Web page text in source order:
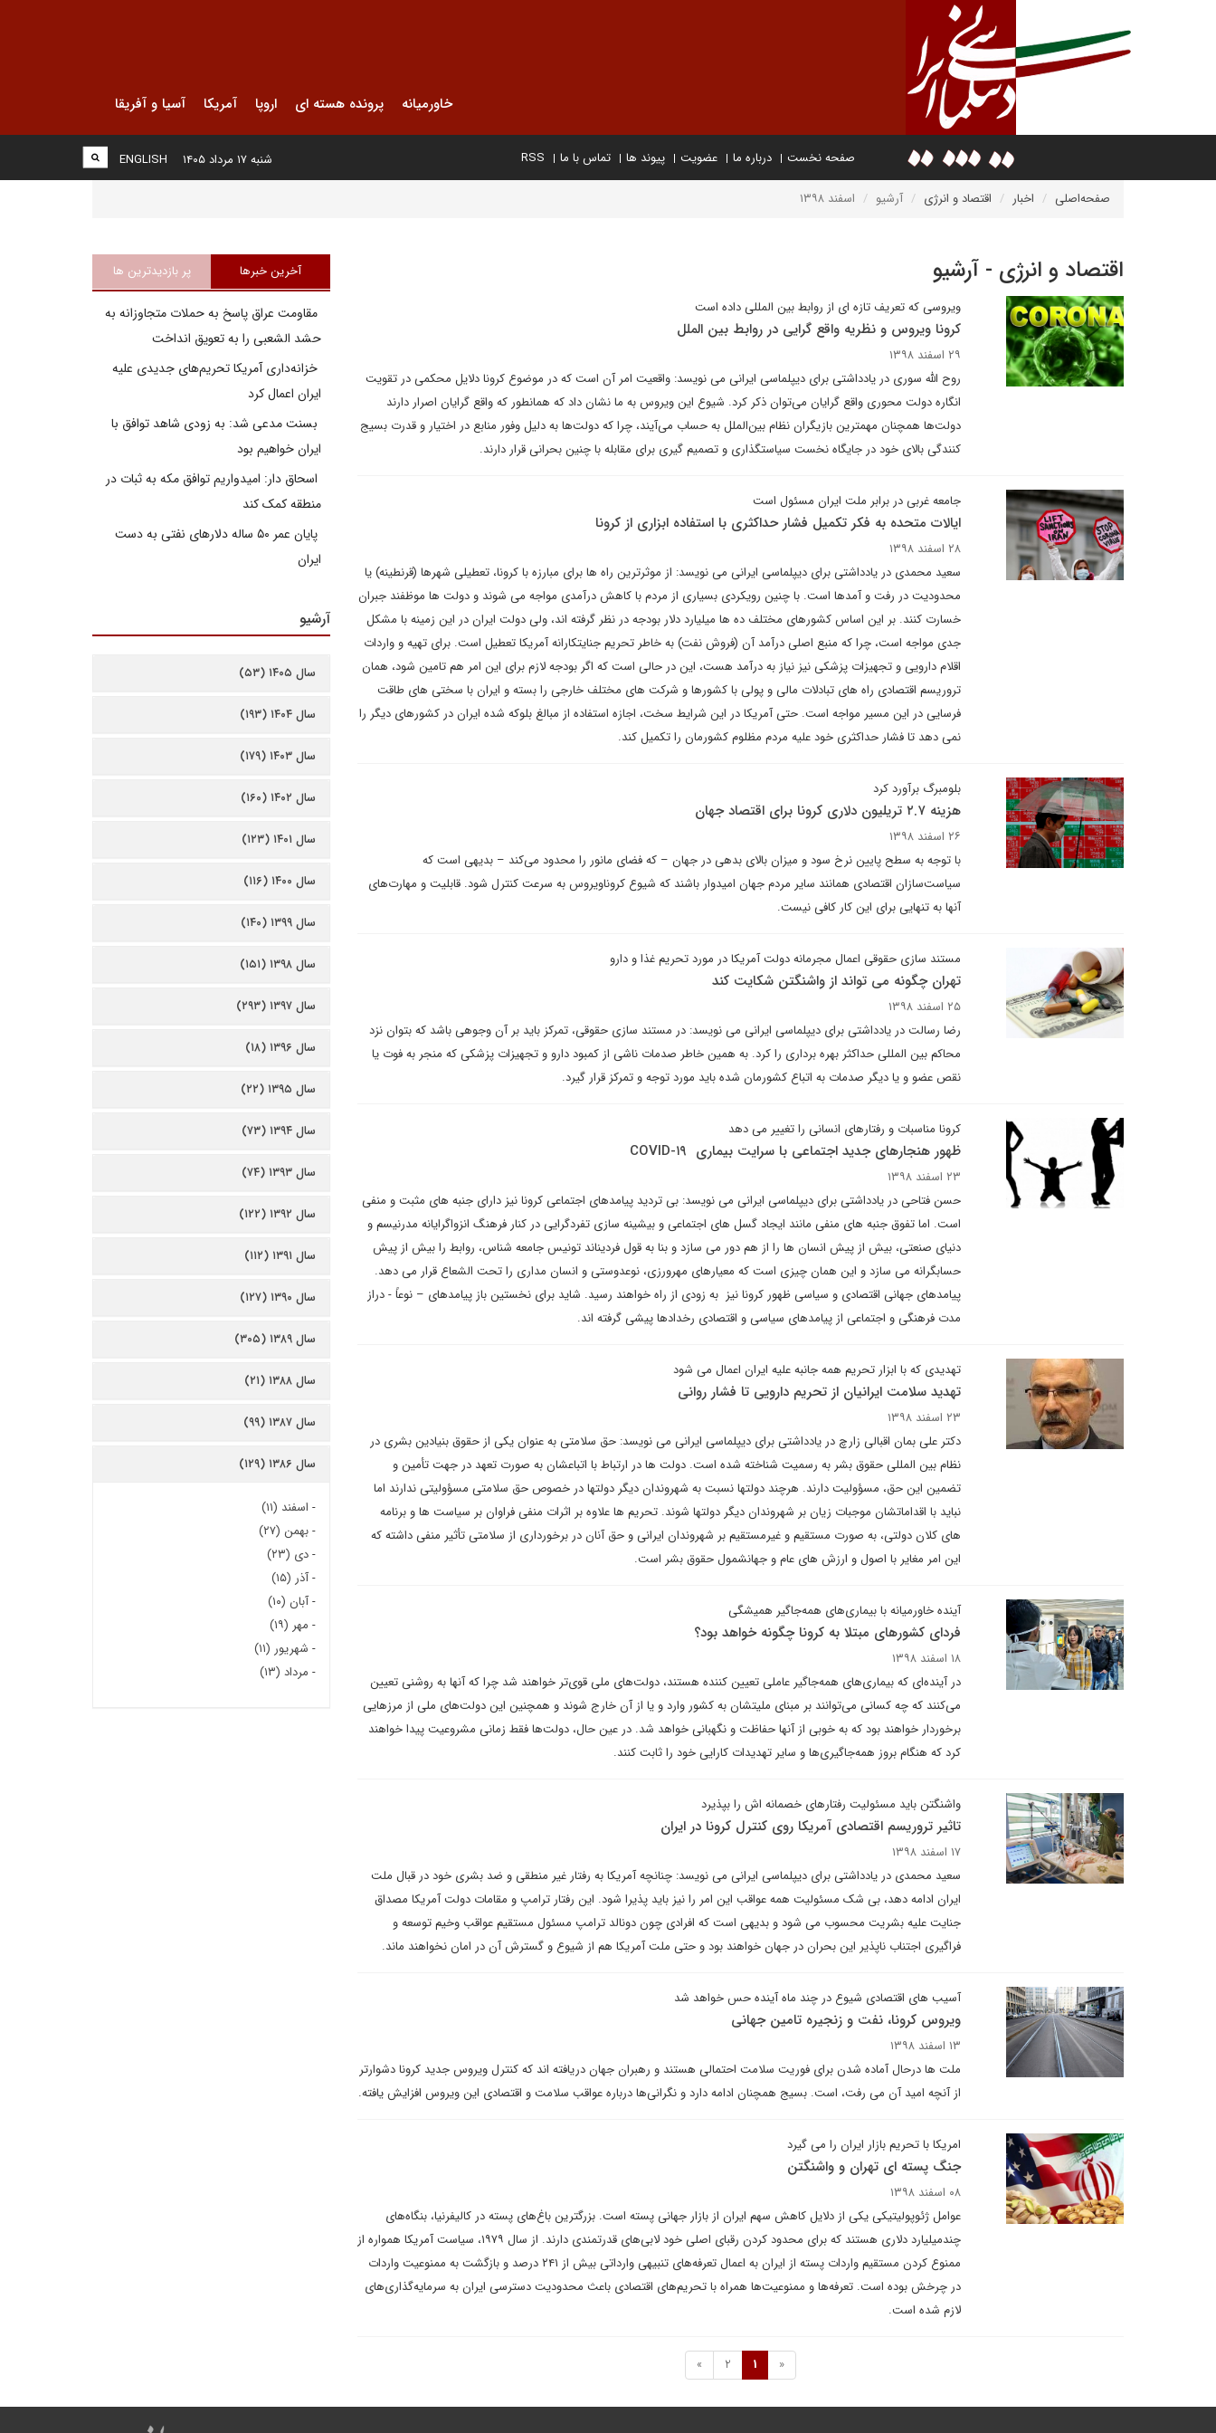
خاورمیانه پرونده هسته ای اروپا آمریکا آسیا و آفریقا
صفحه نخست درباره ما عضویت پیوند ها تماس با ما RSS
ENGLISH شنبه ۱۷ مرداد ۱۴۰۵
صفحه‌اصلی اخبار اقتصاد و انرژی آرشیو اسفند ۱۳۹۸
اقتصاد و انرژی - آرشیو
ویروسی که تعریف تازه ای از روابط بین المللی داده است
کرونا ویروس و نظریه واقع گرایی در روابط بین الملل
۲۹ اسفند ۱۳۹۸
روح الله سوری در یادداشتی برای دیپلماسی ایرانی می نویسد: واقعیت امر آن است که در موضوع کرونا دلایل محکمی در تقویت
انگاره دولت محوری واقع گرایان می‌توان ذکر کرد. شیوع این ویروس به ما نشان داد که همانطور که واقع گرایان اصرار دارند
دولت‌ها همچنان مهمترین بازیگران نظام بین‌الملل به حساب می‌آیند، چرا که دولت‌ها به دلیل وفور منابع در اختیار و قدرت بسیج
کنندگی بالای خود در جایگاه نخست سیاستگذاری و تصمیم گیری برای مقابله با چنین بحرانی قرار دارند.
جامعه غربی در برابر ملت ایران مسئول است
ایالات متحده به فکر تکمیل فشار حداکثری با استفاده ابزاری از کرونا
۲۸ اسفند ۱۳۹۸
سعید محمدی در یادداشتی برای دیپلماسی ایرانی می نویسد: از موثرترین راه ها برای مبارزه با کرونا، تعطیلی شهرها (قرنطینه) یا
محدودیت در رفت و آمدها است. با چنین رویکردی بسیاری از مردم با کاهش درآمدی مواجه می شوند و دولت ها موظفند جبران
خسارت کنند. بر این اساس کشورهای مختلف ده ها میلیارد دلار بودجه در نظر گرفته اند، ولی دولت ایران در این زمینه با مشکل
جدی مواجه است، چرا که منبع اصلی درآمد آن (فروش نفت) به خاطر تحریم جنایتکارانه آمریکا تعطیل است. برای تهیه و واردات
اقلام دارویی و تجهیزات پزشکی نیز نیاز به درآمد هست، این در حالی است که اگر بودجه لازم برای این امر هم تامین شود، همان
تروریسم اقتصادی راه های تبادلات مالی و پولی با کشورها و شرکت های مختلف خارجی را بسته و ایران با سختی های طاقت
فرسایی در این مسیر مواجه است. حتی آمریکا در این شرایط سخت، اجازه استفاده از مبالغ بلوکه شده ایران در کشورهای دیگر را
نمی دهد تا فشار حداکثری خود علیه مردم مظلوم کشورمان را تکمیل کند.
بلومبرگ برآورد کرد
هزینه ۲.۷ تریلیون دلاری کرونا برای اقتصاد جهان
۲۶ اسفند ۱۳۹۸
با توجه به سطح پایین نرخ سود و میزان بالای بدهی در جهان – که فضای مانور را محدود می‌کند – بدیهی است که
سیاست‌سازان اقتصادی همانند سایر مردم جهان امیدوار باشند که شیوع کروناویروس به سرعت کنترل شود. قابلیت و مهارت‌های
آنها به تنهایی برای این کار کافی نیست.
مستند سازی حقوقی اعمال مجرمانه دولت آمریکا در مورد تحریم غذا و دارو
تهران چگونه می تواند از واشنگتن شکایت کند
۲۵ اسفند ۱۳۹۸
رضا رسالت در یادداشتی برای دیپلماسی ایرانی می نویسد: در مستند سازی حقوقی، تمرکز باید بر آن وجوهی باشد که بتوان نزد
محاکم بین المللی حداکثر بهره برداری را کرد. به همین خاطر صدمات ناشی از کمبود دارو و تجهیزات پزشکی که منجر به فوت یا
نقص عضو و یا دیگر صدمات به اتباع کشورمان شده باید مورد توجه و تمرکز قرار گیرد.
کرونا مناسبات و رفتارهای انسانی را تغییر می دهد
ظهور هنجارهای جدید اجتماعی با سرایت بیماری COVID-۱۹
۲۳ اسفند ۱۳۹۸
حسن فتاحی در یادداشتی برای دیپلماسی ایرانی می نویسد: بی تردید پیامدهای اجتماعی کرونا نیز دارای جنبه های مثبت و منفی
است. اما تفوق جنبه های منفی مانند ایجاد گسل های اجتماعی و بیشینه سازی تفردگرایی در کنار فرهنگ انزواگرایانه مدرنیسم و
دنیای صنعتی، بیش از پیش انسان ها را از هم دور می سازد و بنا به قول فردیناند تونیس جامعه شناس، روابط را بیش از پیش
حسابگرانه می سازد و این همان چیزی است که معیارهای مهرورزی، نوعدوستی و انسان مداری را تحت الشعاع قرار می دهد.
پیامدهای جهانی اقتصادی و سیاسی ظهور کرونا نیز به زودی از راه خواهند رسید. شاید برای نخستین باز پیامدهای – نوعاً - دراز
مدت فرهنگی و اجتماعی از پیامدهای سیاسی و اقتصادی رخدادها پیشی گرفته اند.
تهدیدی که با ابزار تحریم همه جانبه علیه ایران اعمال می شود
تهدید سلامت ایرانیان از تحریم دارویی تا فشار روانی
۲۳ اسفند ۱۳۹۸
دکتر علی بمان اقبالی زارچ در یادداشتی برای دیپلماسی ایرانی می نویسد: حق سلامتی به عنوان یکی از حقوق بنیادین بشری در
نظام بین المللی حقوق بشر به رسمیت شناخته شده است. دولت ها در ارتباط با اتباعشان به صورت تعهد در جهت تأمین و
تضمین این حق، مسؤولیت دارند. هرچند دولتها نسبت به شهروندان دیگر دولتها در خصوص حق سلامتی مسؤولیتی ندارند اما
نباید با اقداماتشان موجبات زیان بر شهروندان دیگر دولتها شوند. تحریم ها علاوه بر اثرات منفی فراوان بر سیاست ها و برنامه
های کلان دولتی، به صورت مستقیم و غیرمستقیم بر شهروندان ایرانی و حق آنان در برخورداری از سلامتی تأثیر منفی داشته که
این امر مغایر با اصول و ارزش های عام و جهانشمول حقوق بشر است.
آینده خاورمیانه با بیماری‌های همه‌جاگیر همیشگی
فردای کشورهای مبتلا به کرونا چگونه خواهد بود؟
۱۸ اسفند ۱۳۹۸
در آینده‌‌ای که بیماری‌های همه‌جاگیر عاملی تعیین کننده هستند، دولت‌های ملی قوی‌تر خواهند شد چرا که آنها به روشنی تعیین
می‌کنند که چه کسانی می‌توانند بر مبنای ملیتشان به کشور وارد و یا از آن خارج شوند و همچنین این دولت‌های ملی از مرزهایی
برخوردار خواهند بود که به خوبی از آنها حفاظت و نگهبانی خواهد شد. در عین حال، دولت‌ها فقط زمانی مشروعیت پیدا خواهند
کرد که هنگام بروز همه‌جاگیری‌ها و سایر تهدیدات کارایی خود را ثابت کنند.
واشنگتن باید مسئولیت رفتارهای خصمانه اش را بپذیرد
تاثیر تروریسم اقتصادی آمریکا روی کنترل کرونا در ایران
۱۷ اسفند ۱۳۹۸
سعید محمدی در یادداشتی برای دیپلماسی ایرانی می نویسد: چنانچه آمریکا به رفتار غیر منطقی و ضد بشری خود در قبال ملت
ایران ادامه دهد، بی شک مسئولیت همه عواقب این امر را نیز باید پذیرا شود. این رفتار ترامپ و مقامات دولت آمریکا مصداق
جنایت علیه بشریت محسوب می شود و بدیهی است که افرادی چون دونالد ترامپ مسئول مستقیم عواقب وخیم توسعه و
فراگیری اجتناب ناپذیر این بحران در جهان خواهند بود و حتی ملت آمریکا هم از شیوع و گسترش آن در امان نخواهند ماند.
آسیب های اقتصادی شیوع در چند ماه آینده حس خواهد شد
ویروس کرونا، نفت و زنجیره تامین جهانی
۱۳ اسفند ۱۳۹۸
ملت ها درحال آماده شدن برای فوریت سلامت احتمالی هستند و رهبران جهان دریافته اند که کنترل ویروس جدید کرونا دشوارتر
از آنچه امید آن می رفت، است. بسیج همچنان ادامه دارد و نگرانی‌ها درباره عواقب سلامت و اقتصادی این ویروس افزایش یافته.
امریکا با تحریم بازار ایران را می گیرد
جنگ پسته ای تهران و واشنگتن
۰۸ اسفند ۱۳۹۸
عوامل ژئوپولیتیکی یکی از دلایل کاهش سهم ایران از بازار جهانی پسته است. بزرگترین باغ‌های پسته در کالیفرنیا، بنگاه‌های
چندمیلیارد دلاری هستند که برای محدود کردن رقبای اصلی خود لابی‌های قدرتمندی دارند. از سال ۱۹۷۹، سیاست آمریکا همواره از
ممنوع کردن مستقیم واردات پسته از ایران به اعمال تعرفه‌های تنبیهی وارداتی بیش از ۲۴۱ درصد و بازگشت به ممنوعیت واردات
در چرخش بوده است. تعرفه‌ها و ممنوعیت‌ها همراه با تحریم‌های اقتصادی باعث محدودیت دسترسی ایران به سرمایه‌گذاری‌های
لازم شده است.
«
1
2
»
آخرین خبرها پر بازدیدترین ها
مقاومت عراق پاسخ به حملات متجاوزانه به
حشد الشعبی را به تعویق انداخت
خزانه‌داری آمریکا تحریم‌های جدیدی علیه
ایران اعمال کرد
بسنت مدعی شد: به زودی شاهد توافق با
ایران خواهیم بود
اسحاق دار: امیدواریم توافق مکه به ثبات در
منطقه کمک کند
پایان عمر ۵۰ ساله دلارهای نفتی به دست
ایران
آرشیو
سال ۱۴۰۵ (۵۳)
سال ۱۴۰۴ (۱۹۳)
سال ۱۴۰۳ (۱۷۹)
سال ۱۴۰۲ (۱۶۰)
سال ۱۴۰۱ (۱۲۳)
سال ۱۴۰۰ (۱۱۶)
سال ۱۳۹۹ (۱۴۰)
سال ۱۳۹۸ (۱۵۱)
سال ۱۳۹۷ (۲۹۳)
سال ۱۳۹۶ (۱۸)
سال ۱۳۹۵ (۲۲)
سال ۱۳۹۴ (۷۳)
سال ۱۳۹۳ (۷۴)
سال ۱۳۹۲ (۱۲۲)
سال ۱۳۹۱ (۱۱۲)
سال ۱۳۹۰ (۱۲۷)
سال ۱۳۸۹ (۳۰۵)
سال ۱۳۸۸ (۲۱)
سال ۱۳۸۷ (۹۹)
سال ۱۳۸۶ (۱۲۹)
- اسفند (۱۱)
-بهمن (۲۷)
-دی (۲۳)
-آذر (۱۵)
-آبان (۱۰)
- مهر (۱۹)
- شهریور (۱۱)
- مرداد (۱۳)